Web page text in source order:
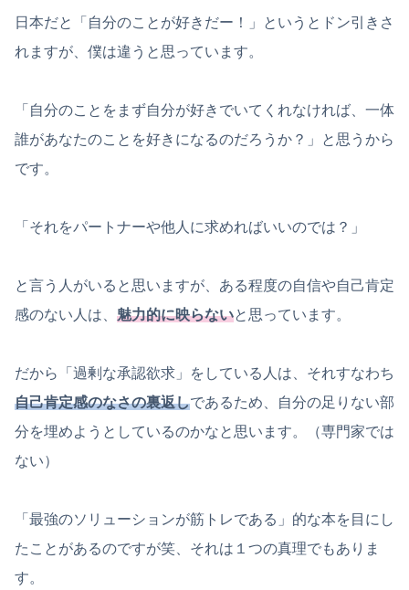
日本だと「自分のことが好きだー！」というとドン引きさ
れますが、僕は違うと思っています。
「自分のことをまず自分が好きでいてくれなければ、一体
誰があなたのことを好きになるのだろうか？」と思うから
です。
「それをパートナーや他人に求めればいいのでは？」
と言う人がいると思いますが、ある程度の自信や自己肯定
感のない人は、 魅力的に映らないと思っています。
だから「過剰な承認欲求」をしている人は、それすなわち
自己肯定感のなさの裏返しであるため、自分の足りない部
分を埋めようとしているのかなと思います。（専門家では
ない）
「最強のソリューションが筋トレである」的な本を目にし
たことがあるのですが笑、それは１つの真理でもありま
す。